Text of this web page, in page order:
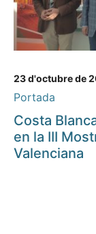
23 d'octubre de
Portada
Costa
en la III
Valenciana